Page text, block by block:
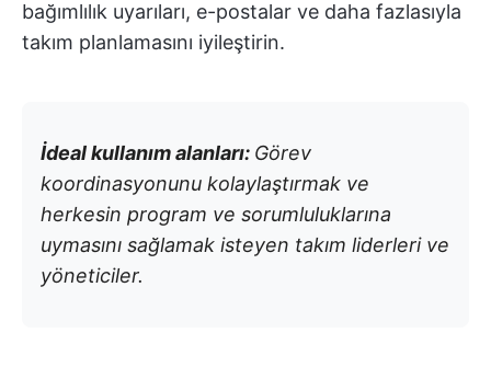
bağımlılık uyarıları, e-postalar ve daha fazlasıyla
takım planlamasını iyileştirin.
İdeal kullanım alanları: Görev
koordinasyonunu kolaylaştırmak ve
herkesin program ve sorumluluklarına
uymasını sağlamak isteyen takım liderleri ve
yöneticiler.